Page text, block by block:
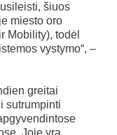
šiuos
miesto oro
Mobility), todėl
vystymo“, –
greitai
sutrumpinti